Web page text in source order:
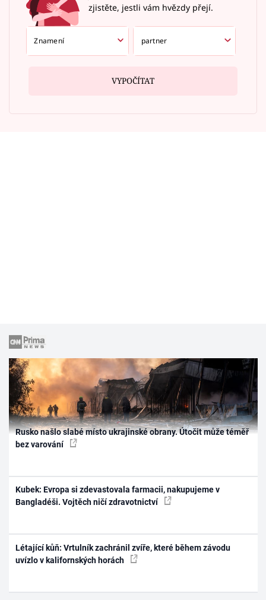
zjistěte, jestli vám hvězdy přejí.
VYPOČÍTAT
Rusko našlo slabé místo ukrajinské obrany. Útočit může téměř
bez varování
Kubek: Evropa si zdevastovala farmacii, nakupujeme v
Bangladéši. Vojtěch ničí zdravotnictví
Létající kůň: Vrtulník zachránil zvíře, které během závodu
uvízlo v kalifornských horách